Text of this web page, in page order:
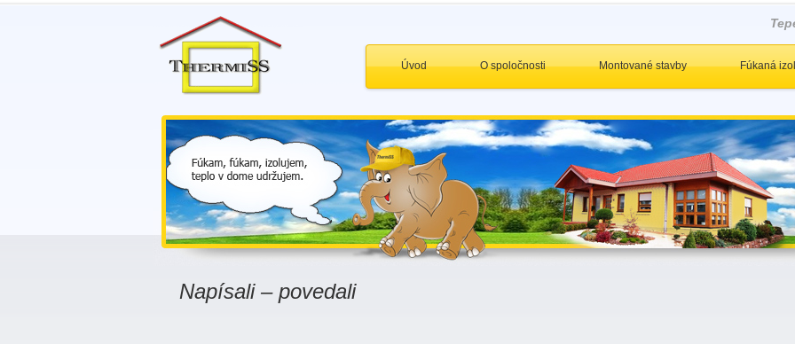
Úvod O spoločnosti Montované stavby Fúkaná
Napísali – povedali